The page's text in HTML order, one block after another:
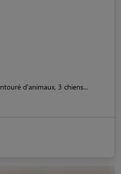
d'animaux, 3 chiens...